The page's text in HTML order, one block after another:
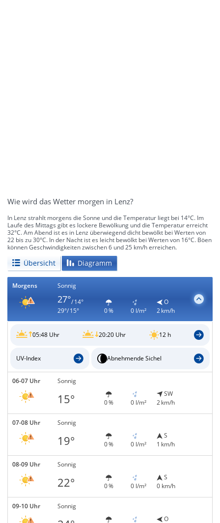
Wie wird das Wetter morgen in Lenz?
In Lenz strahlt morgens die Sonne und die Temperatur liegt bei 14°C. Im
Laufe des Mittags gibt es lockere Bewölkung und die Temperatur erreicht
32°C. Am Abend ist es in Lenz überwiegend dicht bewölkt bei Werten von
22 bis zu 30°C. In der Nacht ist es leicht bewölkt bei Werten von 16°C. Böen
können Geschwindigkeiten zwischen 6 und 25 km/h erreichen.
Übersicht Diagramm
Morgens Sonnig
27°/ 14°
29°/ 15°
0 % 0 l/m²
O
2 km/h
05:48 Uhr 20:20 Uhr 12 h
UV-Index Abnehmende Sichel
06-07 Uhr Sonnig
15° 0 % 0 l/m²
SW
2 km/h
07-08 Uhr Sonnig
19° 0 % 0 l/m²
S
1 km/h
08-09 Uhr Sonnig
22° 0 % 0 l/m²
S
0 km/h
09-10 Uhr Sonnig
O